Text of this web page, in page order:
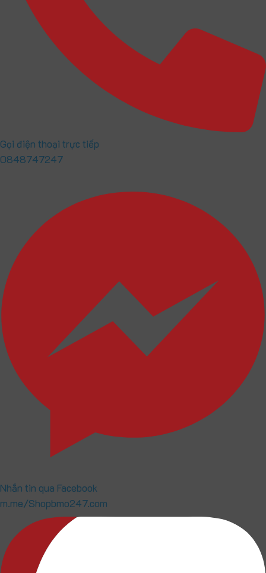
Gọi điện thoại trực tiếp
0848747247
Nhắn tin qua Facebook
m.me/Shopbmo247.com